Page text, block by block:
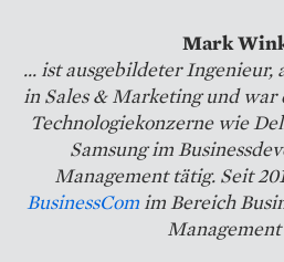
Mark
... ist ausgebildeter
in Sales & Marketing und war
Technologiekonzerne wie
Samsung im
Management tätig. Seit
BusinessComim Bereich